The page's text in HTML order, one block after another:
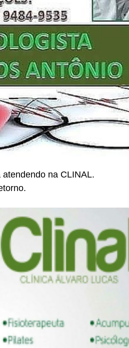
na CLINAL.